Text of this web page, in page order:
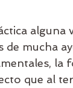
alguna
de mucha
la
que al